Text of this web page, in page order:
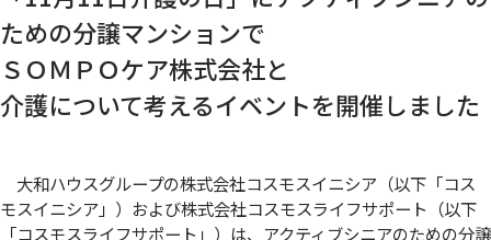
ための分譲マンションで
ＳＯＭＰＯケア株式会社と
介護について考えるイベントを開催しました
大和ハウスグループの株式会社コスモスイニシア（以下「コス
モスイニシア」）および株式会社コスモスライフサポート（以下
「コスモスライフサポート」）は、アクティブシニアのための分譲